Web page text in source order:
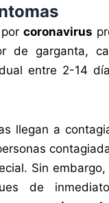
coronavirus
de garganta,
entre 2-14
llegan a
Sin
de